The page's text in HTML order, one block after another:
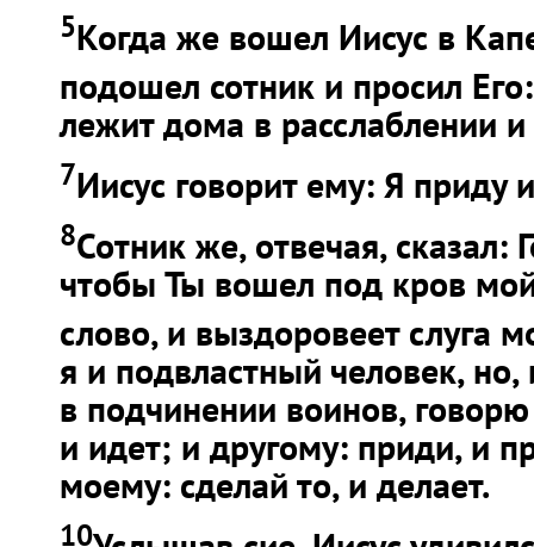
5Когда же вошел Иисус в
подошел сотник и просил
лежит дома в расслаблении и
7Иисус говорит ему: Я приду
8Сотник же, отвечая, сказал:
чтобы Ты вошел под кров
слово, и выздоровеет слуга
я и подвластный человек, но,
в подчинении воинов,
и идет; и другому: приди, и
моему: сделай то, и делает.
10